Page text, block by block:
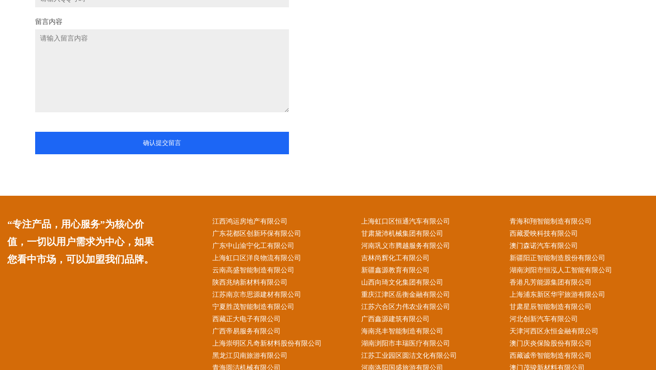
留言内容
确认提交留言
“专注产品，用心服务”为核心价
值，一切以用户需求为中心，如果
您看中市场，可以加盟我们品牌。
江西鸿运房地产有限公司 上海虹口区恒通汽车有限公司
青海和翔智能制造有限公司
广东花都区创新环保有限公司
甘肃黛沛机械集团有限公司
西藏爱映科技有限公司
广东中山渝宁化工有限公司
河南巩义市腾越服务有限公司
澳门森诺汽车有限公司
上海虹口区洋良物流有限公司
吉林尚辉化工有限公司
新疆阳正智能制造股份有限公司
云南高盛智能制造有限公司
新疆鑫源教育有限公司
湖南浏阳市恒泓人工智能有限公司
陕西兆纳新材料有限公司
山西向琦文化集团有限公司
香港凡芳能源集团有限公司
江苏南京市思源建材有限公司
重庆江津区岳衡金融有限公司
上海浦东新区华宇旅游有限公司
宁夏胜茂智能制造有限公司
江苏六合区力伟农业有限公司
甘肃星辰智能制造有限公司
西藏正大电子有限公司
广西鑫源建筑有限公司
河北创新汽车有限公司
广西帝易服务有限公司
海南兆丰智能制造有限公司
天津河西区永恒金融有限公司
上海崇明区凡奇新材料股份有限公司
湖南浏阳市丰瑞医疗有限公司
澳门庆炎保险股份有限公司
黑龙江贝南旅游有限公司
江苏工业园区圆洁文化有限公司
西藏诚帝智能制造有限公司
青海圆洁机械有限公司
河南洛阳国盛旅游有限公司 澳门茂骏新材料有限公司